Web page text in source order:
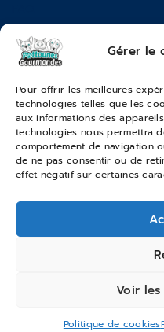
Gérer le
Pour offrir les meilleures
technologies telles que les
aux informations des
technologies nous permettra
comportement de navigation
de ne pas consentir ou de
effet négatif sur certaines
Voir
Politique de cookies
Moyens de paiements
Conditions générales de
Suivi de commande
Services & Retours
Modes de livraison
© 2026